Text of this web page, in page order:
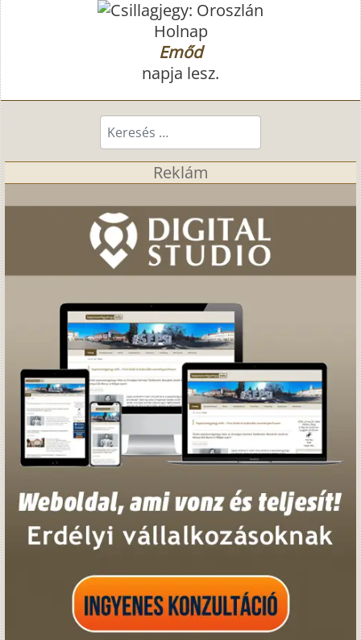
Holnap
Emőd
napja lesz.
Keresés...
Reklám